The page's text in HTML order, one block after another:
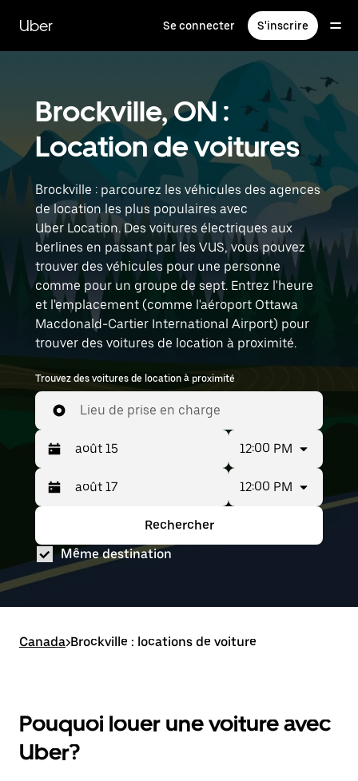
contenu
principal
Uber Se connecter S'inscrire
Brockville, ON :
Location de voitures
Brockville : parcourez les véhicules des agences
de location les plus populaires avec
Uber Location. Des voitures électriques aux
berlines en passant par les VUS, vous pouvez
trouver des véhicules pour une personne
comme pour un groupe de sept. Entrez l'heure
et l'emplacement (comme l'aéroport Ottawa
Macdonald-Cartier International Airport) pour
trouver des voitures de location à proximité.
Trouvez des voitures de location à proximité
Lieu de prise en charge
Appuyez
sur
la
vers
le
bas
calendrier
Appuyez
sur
la
touche
Période
sélectionnée :
août
au août
17
12:00 PM
sur
la
flèche
vers
interagir
sélectionner
une
date.
Appuyez
sélectionnée :
août
15
au août
12:00 PM
Rechercher
Même destination
Canada>Brockville : locations de voiture
Pouquoi louer une voiture avec
Uber?